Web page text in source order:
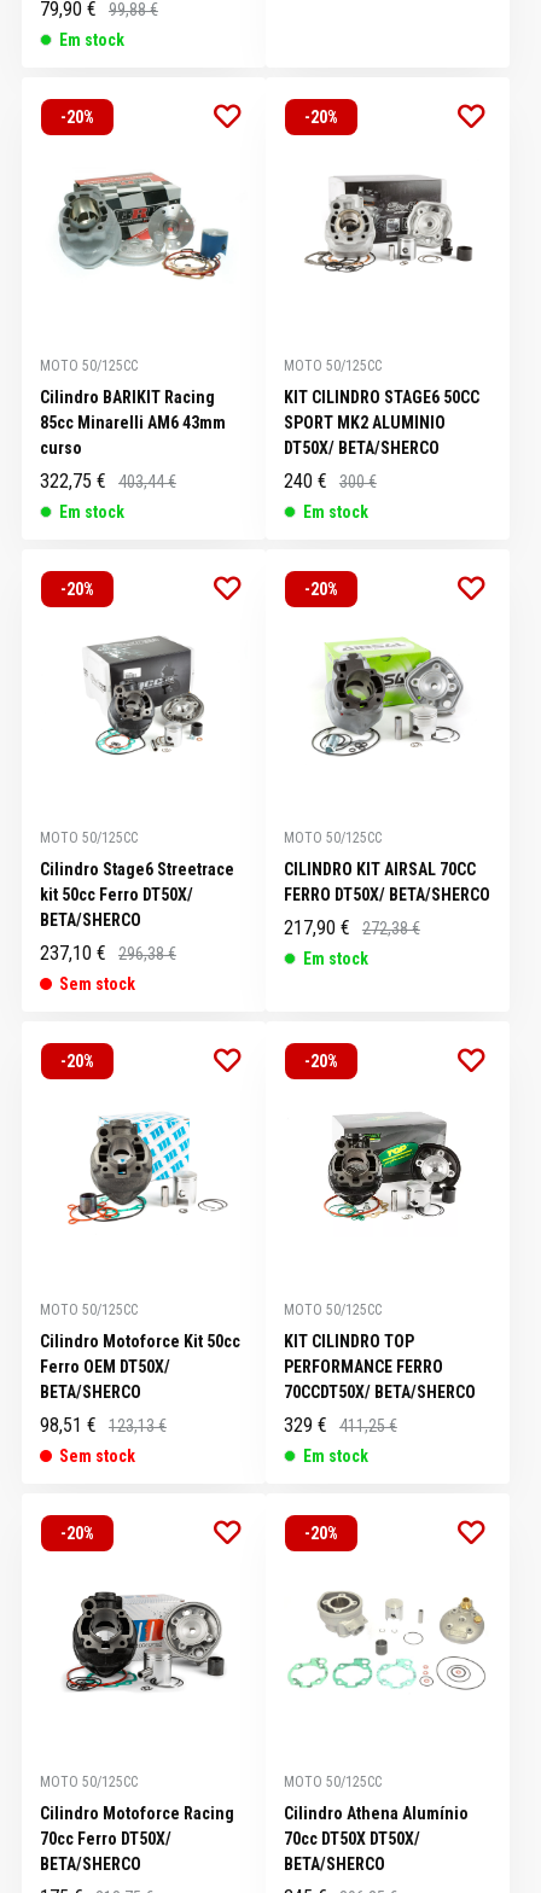
79,90 €
99,88 €
Em stock
-20%
MOTO 50/125CC
Cilindro BARIKIT Racing
85cc Minarelli AM6 43mm
curso
322,75 €
403,44 €
Em stock
-20%
MOTO 50/125CC
KIT CILINDRO STAGE6 50CC
SPORT MK2 ALUMINIO
DT50X/ BETA/SHERCO
240 €
300 €
Em stock
-20%
MOTO 50/125CC
Cilindro Stage6 Streetrace
kit 50cc Ferro DT50X/
BETA/SHERCO
237,10 €
296,38 €
Sem stock
-20%
MOTO 50/125CC
CILINDRO KIT AIRSAL 70CC
FERRO DT50X/ BETA/SHERCO
217,90 €
272,38 €
Em stock
-20%
MOTO 50/125CC
Cilindro Motoforce Kit 50cc
Ferro OEM DT50X/
BETA/SHERCO
98,51 €
123,13 €
Sem stock
-20%
MOTO 50/125CC
KIT CILINDRO TOP
PERFORMANCE FERRO
70CCDT50X/ BETA/SHERCO
329 €
411,25 €
Em stock
-20%
MOTO 50/125CC
Cilindro Motoforce Racing
70cc Ferro DT50X/
BETA/SHERCO
-20%
MOTO 50/125CC
Cilindro Athena Alumínio
70cc DT50X DT50X/
BETA/SHERCO